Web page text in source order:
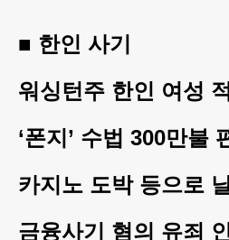
■ 한인 사기
워싱턴주 한인 여성
‘폰지’ 수법 300만불
카지노 도박 등으로
금융사기 혐의 유죄